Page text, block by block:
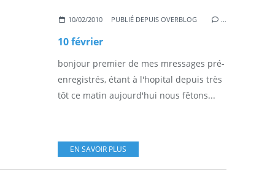
10/02/2010 PUBLIÉ DEPUIS OVERBLOG …
10 février
bonjour premier de mes mressages pré-
enregistrés, étant à l'hopital depuis très
tôt ce matin aujourd'hui nous fêtons...
EN SAVOIR PLUS